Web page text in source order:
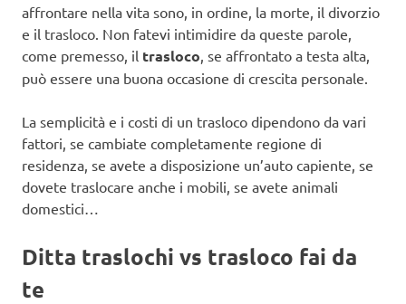
affrontare nella vita sono, in ordine, la morte, il divorzio
e il trasloco. Non fatevi intimidire da queste parole,
come premesso, il trasloco , se affrontato a testa alta,
può essere una buona occasione di crescita personale.
La semplicità e i costi di un trasloco dipendono da vari
fattori, se cambiate completamente regione di
residenza, se avete a disposizione un’auto capiente, se
dovete traslocare anche i mobili, se avete animali
domestici…
Ditta traslochi vs trasloco fai da
te